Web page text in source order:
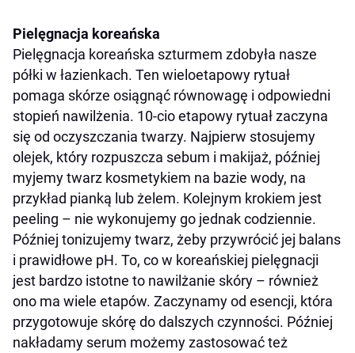
Pielęgnacja koreańska
Pielęgnacja koreańska szturmem zdobyła nasze
półki w łazienkach. Ten wieloetapowy rytuał
pomaga skórze osiągnąć równowagę i odpowiedni
stopień nawilżenia. 10-cio etapowy rytuał zaczyna
się od oczyszczania twarzy. Najpierw stosujemy
olejek, który rozpuszcza sebum i makijaż, później
myjemy twarz kosmetykiem na bazie wody, na
przykład pianką lub żelem. Kolejnym krokiem jest
peeling – nie wykonujemy go jednak codziennie.
Później tonizujemy twarz, żeby przywrócić jej balans
i prawidłowe pH. To, co w koreańskiej pielęgnacji
jest bardzo istotne to nawilżanie skóry – również
ono ma wiele etapów. Zaczynamy od esencji, która
przygotowuje skórę do dalszych czynności. Później
nakładamy serum możemy zastosować też